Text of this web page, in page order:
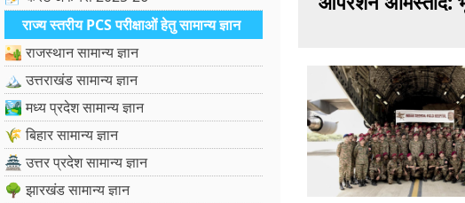
राज्य स्तरीय PCS परीक्षाओं हेतु सामान्य ज्ञान
🏜️ राजस्थान सामान्य ज्ञान
🏔️ उत्तराखंड सामान्य ज्ञान
🏞️ मध्य प्रदेश सामान्य ज्ञान
🌾 बिहार सामान्य ज्ञान
🏯 उत्तर प्रदेश सामान्य ज्ञान
🌳 झारखंड सामान्य ज्ञान